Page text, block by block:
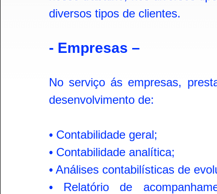
diversos tipos de clientes.
- Empresas –
No serviço ás empresas,
desenvolvimento de:
• Contabilidade geral;
• Contabilidade analítica;
• Análises contabilísticas de
• Relatório de